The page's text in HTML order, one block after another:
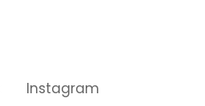
Instagram